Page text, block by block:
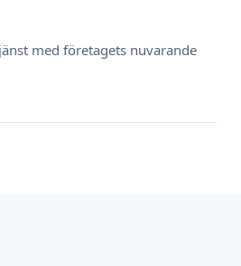
med företagets nuvarande